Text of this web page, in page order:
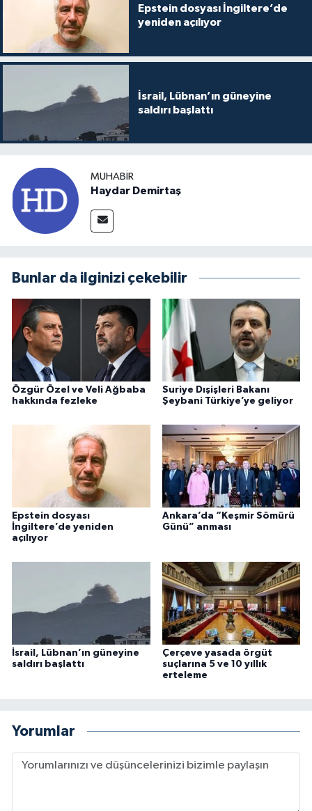
Epstein dosyası İngiltere’de
yeniden açılıyor
İsrail, Lübnan’ın güneyine
saldırı başlattı
MUHABIR
Haydar Demirtaş
Bunlar da ilginizi çekebilir
Özgür Özel ve Veli Ağbaba
hakkında fezleke
Suriye Dışişleri Bakanı
Şeybani Türkiye’ye geliyor
Epstein dosyası
İngiltere’de yeniden
açılıyor
Ankara’da “Keşmir Sömürü
Günü” anması
İsrail, Lübnan’ın güneyine
saldırı başlattı
Çerçeve yasada örgüt
suçlarına 5 ve 10 yıllık
erteleme
Yorumlar